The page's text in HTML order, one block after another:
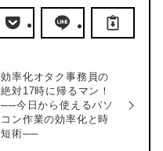
効率化オタク事務員の
絶対17時に帰るマン！
──今日から使えるパソ
コン作業の効率化と時
短術──